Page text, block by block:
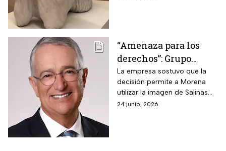
“Amenaza para los
derechos”: Grupo
Salinas se pronuncia
sobre resolución del
TEPJF que avala spot
de Morena
La empresa sostuvo que la
decisión permite a Morena
utilizar la imagen de Salinas
Pliego sin autorización,
24 junio, 2026